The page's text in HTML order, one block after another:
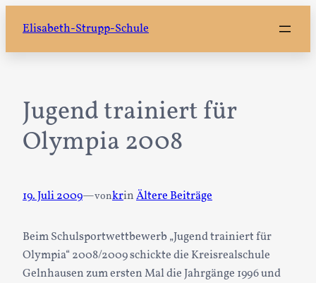
Inhalt
springen
Elisabeth-Strupp-Schule
Jugend trainiert für
Olympia 2008
19. Juli 2009—vonkrinÄltere Beiträge
Beim Schulsportwettbewerb „Jugend trainiert für
Olympia“ 2008/2009 schickte die Kreisrealschule
Gelnhausen zum ersten Mal die Jahrgänge 1996 und